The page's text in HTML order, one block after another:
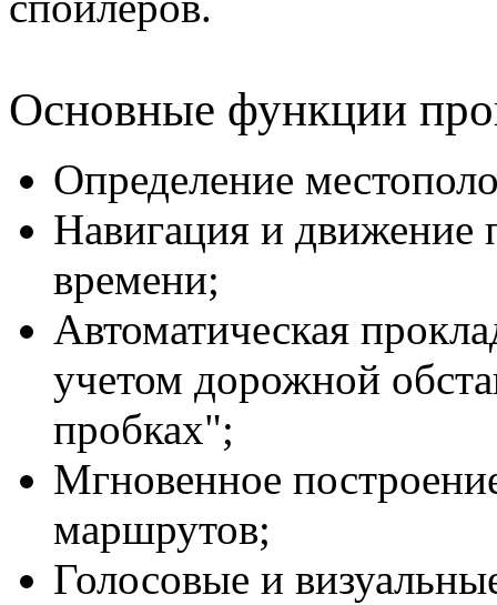
Основные функции
Определение
Навигация и движение
времени;
Автоматическая
учетом дорожной
пробках";
Мгновенное
маршрутов;
Голосовые и